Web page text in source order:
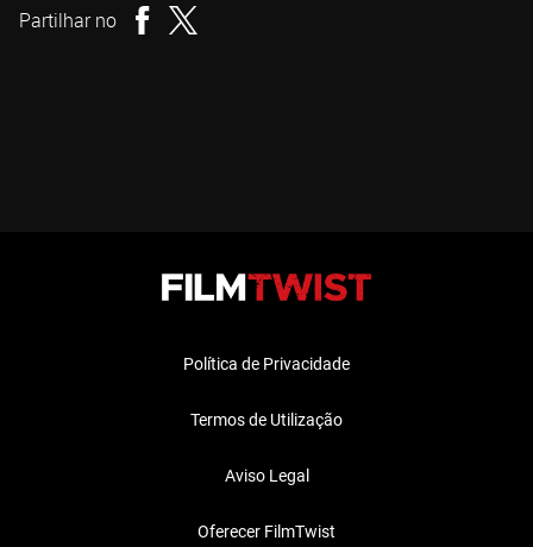
Partilhar no
Política de Privacidade
Termos de Utilização
Aviso Legal
Oferecer FilmTwist